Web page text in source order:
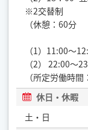
※2交替制
（休憩：60分
（1）11:00～
（2） 22:00～
（所定労働時間
休日・休暇
土・日